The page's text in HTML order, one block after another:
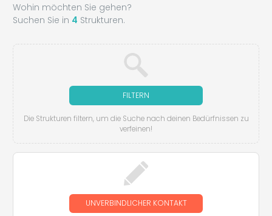
Wohin möchten Sie gehen?
Suchen Sie in 4 Strukturen.
FILTERN
Die Strukturen filtern, um die Suche nach deinen Bedürfnissen zu
verfeinen!
UNVERBINDLICHER KONTAKT